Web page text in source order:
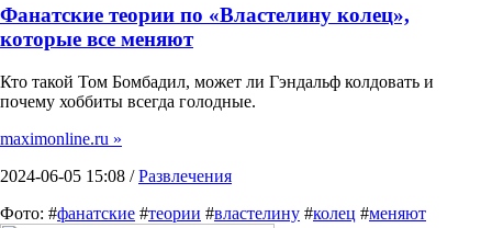
Фанатские теории по «Властелину колец»,
которые все меняют
Кто такой Том Бомбадил, может ли Гэндальф колдовать и
почему хоббиты всегда голодные.
maximonline.ru »
2024-06-05 15:08 /Развлечения
Фото: #фанатские #теории #властелину #колец #меняют